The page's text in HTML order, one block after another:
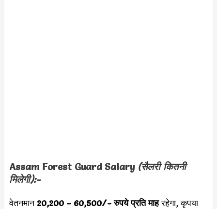
Assam Forest Guard Salary (सैलरी कितनी
मिलेगी):-
वेतनमान 20,200 – 60,500/- रुपये प्रति माहरहेगा, कृपया